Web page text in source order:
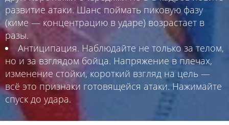
развитие атаки. Шанс поймать пиковую фазу
(киме — концентрацию в ударе) возрастает в
разы.
Антиципация. Наблюдайте не только за телом,
но и за взглядом бойца. Напряжение в плечах,
изменение стойки, короткий взгляд на цель —
всё это признаки готовящейся атаки. Нажимайте
спуск до удара.